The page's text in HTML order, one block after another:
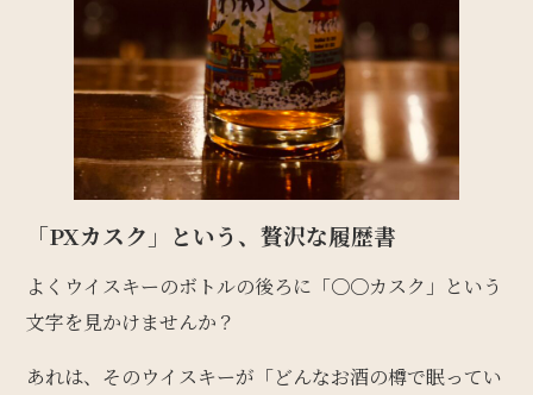
「PXカスク」という、贅沢な履歴書
よくウイスキーのボトルの後ろに「〇〇カスク」という
文字を見かけませんか？
あれは、そのウイスキーが「どんなお酒の樽で眠ってい